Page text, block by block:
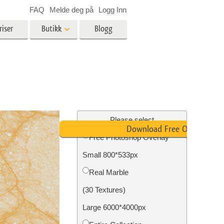
Foto restaurering
Butikk Blogg
FAQ Melde deg på Logg Inn
Please select
Free Photoshop Overlay
Small 800*533px
Real Marble
(30 Textures)
Large 6000*4000px
Download Free Overlay